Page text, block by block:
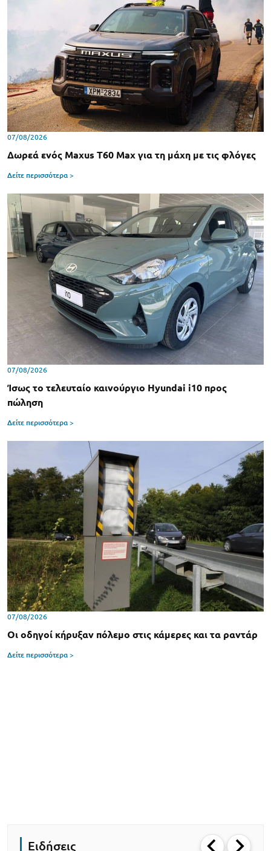
07/08/2026
Δωρεά ενός Maxus T60 Max για τη μάχη με τις φλόγες
Δείτε περισσότερα >
07/08/2026
Ίσως το τελευταίο καινούργιο Hyundai i10 προς
πώληση
Δείτε περισσότερα >
07/08/2026
Οι οδηγοί κήρυξαν πόλεμο στις κάμερες και τα ραντάρ
Δείτε περισσότερα >
Ειδήσεις